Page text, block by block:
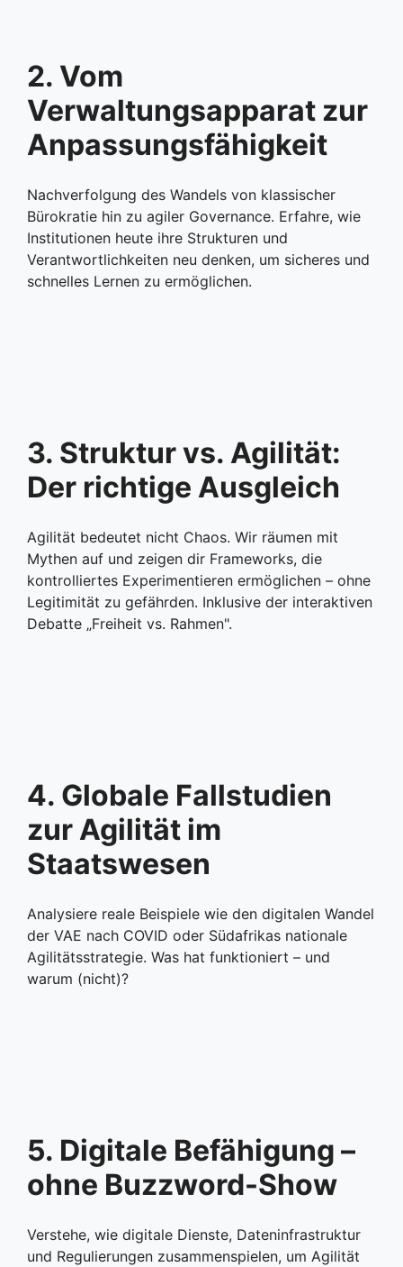
2. Vom
Verwaltungsapparat zur
Anpassungsfähigkeit
Nachverfolgung des Wandels von klassischer
Bürokratie hin zu agiler Governance. Erfahre, wie
Institutionen heute ihre Strukturen und
Verantwortlichkeiten neu denken, um sicheres und
schnelles Lernen zu ermöglichen.
3. Struktur vs. Agilität:
Der richtige Ausgleich
Agilität bedeutet nicht Chaos. Wir räumen mit
Mythen auf und zeigen dir Frameworks, die
kontrolliertes Experimentieren ermöglichen – ohne
Legitimität zu gefährden. Inklusive der interaktiven
Debatte „Freiheit vs. Rahmen".
4. Globale Fallstudien
zur Agilität im
Staatswesen
Analysiere reale Beispiele wie den digitalen Wandel
der VAE nach COVID oder Südafrikas nationale
Agilitätsstrategie. Was hat funktioniert – und
warum (nicht)?
5. Digitale Befähigung –
ohne Buzzword-Show
Verstehe, wie digitale Dienste, Dateninfrastruktur
und Regulierungen zusammenspielen, um Agilität